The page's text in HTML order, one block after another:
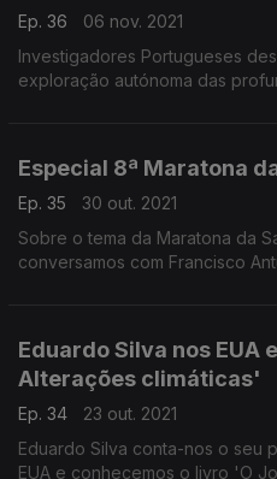
Ep. 36
06 nov. 2021
Investigadores Portugueses
exploração autónoma das
Especial 8ª Maratona
Ep. 35
30 out. 2021
Sobre o tema da Maratona da
conversamos com Francisco Antunes,Sara Carvalhale e Sofia
Eduardo Silva nos EUA
Alterações climáticas'
Ep. 34
23 out. 2021
Eduardo Silva conta-nos o seu
EUA e conhecemos o livro 'O